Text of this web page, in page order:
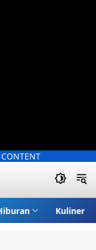
Kuliner